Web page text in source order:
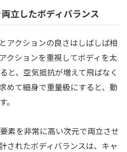
立したボディバランス
アクションの良さはしばしば相
クションを重視してボディを太
と、空気抵抗が増えて飛ばなく
めて細身で重量級にすると、動
素を非常に高い次元で両立させ
されたボディバランスは、キャ